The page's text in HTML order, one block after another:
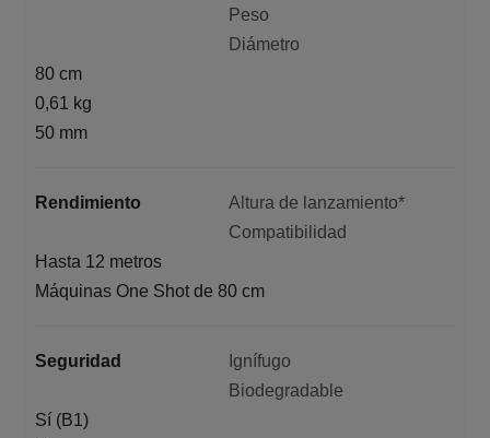
Peso
Diámetro
80 cm
0,61 kg
50 mm
Rendimiento
Altura de lanzamiento*
Compatibilidad
Hasta 12 metros
Máquinas One Shot de 80 cm
Seguridad
Ignífugo
Biodegradable
Sí (B1)